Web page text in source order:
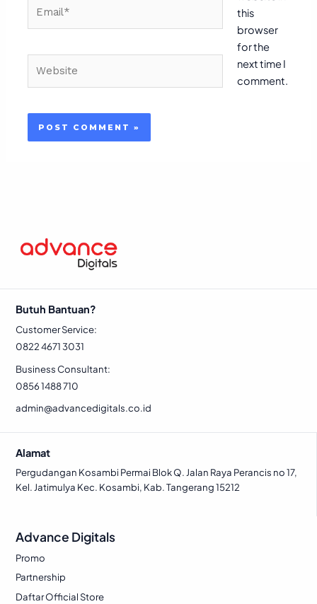
this
browser
for the
next time I
comment.
Butuh Bantuan?
Customer Service:
0822 4671 3031
Business Consultant:
0856 1488 710
admin@advancedigitals.co.id
Alamat
Pergudangan Kosambi Permai Blok Q. Jalan Raya Perancis no 17,
Kel. Jatimulya Kec. Kosambi, Kab. Tangerang 15212
Advance Digitals
Promo
Partnership
Daftar Official Store